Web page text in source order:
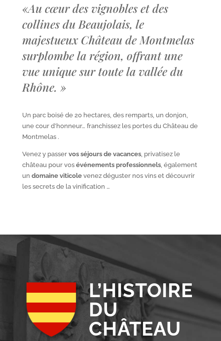
«Au cœur des vignobles et des
collines du Beaujolais, le
majestueux Château de Montmelas
surplombe la région, offrant une
vue unique sur toute la vallée du
Rhône. »
Un parc boisé de 20 hectares, des remparts, un donjon,
une cour d’honneur… franchissez les portes du Château de
Montmelas .
Venez y passer vos séjours de vacances, privatisez le
château pour vos événements professionnels, également
un domaine viticolevenez déguster nos vins et découvrir
les secrets de la vinification …
L’HISTOIRE
DU
CHÂTEAU